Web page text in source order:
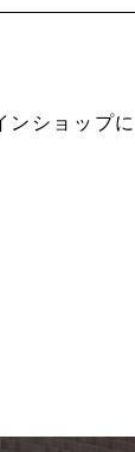
ンショップに